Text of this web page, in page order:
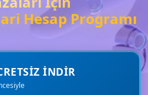
Hesap Programı
İNDİR
📱